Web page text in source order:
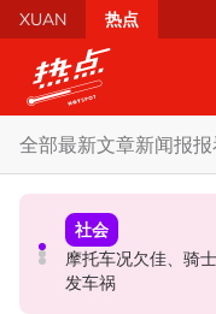
Skip to main content
XUAN 热点
全部最新文章新闻报
政治
自上周起不能访问MyKHAS系统
类援助发放
社会
摩托车况欠佳、骑士疲劳肇祸 RXZ主
发车祸
政治